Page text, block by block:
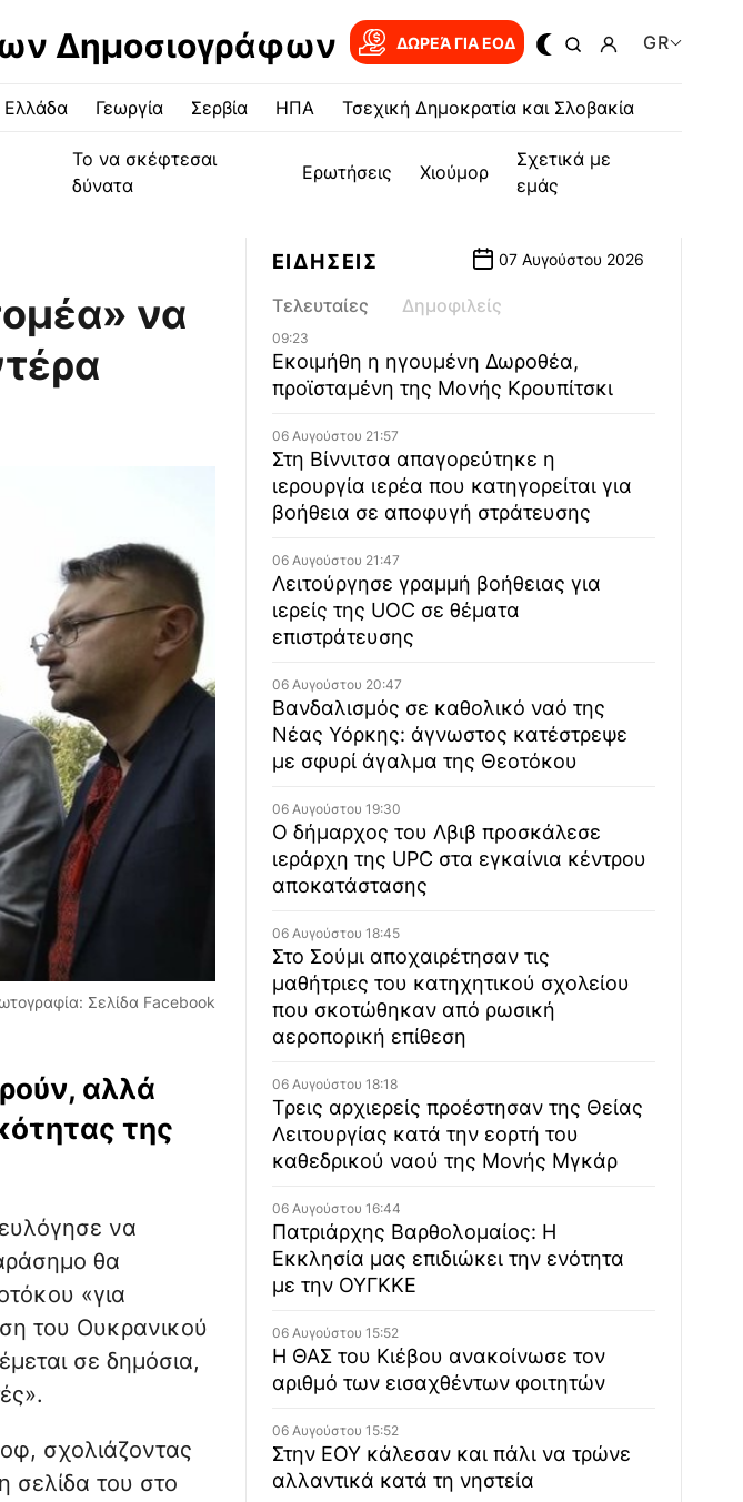
Δημοσιογράφων ΔΩΡΕΆ ΓΙΑ EOΔ GR
Ελλάδα Γεωργία Σερβία ΗΠΑ Τσεχική Δημοκρατία και Σλοβακία
Το να σκέφτεσαι
δύνατα
Ερωτήσεις Χιούμορ
Σχετικά με
εμάς
να
Σελίδα Facebook
αλλά
της
να
θα
«για
του Ουκρανικού
σε δημόσια,
σχολιάζοντας
σελίδα του στο
ΕΙΔΗΣΕΙΣ 07 Αυγούστου 2026
Τελευταίες Δημοφιλείς
09:23
Εκοιμήθη η ηγουμένη Δωροθέα,
προϊσταμένη της Μονής Κρουπίτσκι
06 Αυγούστου 21:57
Στη Βίννιτσα απαγορεύτηκε η
ιερουργία ιερέα που κατηγορείται για
βοήθεια σε αποφυγή στράτευσης
06 Αυγούστου 21:47
Λειτούργησε γραμμή βοήθειας για
ιερείς της UOC σε θέματα
επιστράτευσης
06 Αυγούστου 20:47
Βανδαλισμός σε καθολικό ναό της
Νέας Υόρκης: άγνωστος κατέστρεψε
με σφυρί άγαλμα της Θεοτόκου
06 Αυγούστου 19:30
Ο δήμαρχος του Λβιβ προσκάλεσε
ιεράρχη της UPC στα εγκαίνια κέντρου
αποκατάστασης
06 Αυγούστου 18:45
Στο Σούμι αποχαιρέτησαν τις
μαθήτριες του κατηχητικού σχολείου
που σκοτώθηκαν από ρωσική
αεροπορική επίθεση
06 Αυγούστου 18:18
Τρεις αρχιερείς προέστησαν της Θείας
Λειτουργίας κατά την εορτή του
καθεδρικού ναού της Μονής Μγκάρ
06 Αυγούστου 16:44
Πατριάρχης Βαρθολομαίος: Η
Εκκλησία μας επιδιώκει την ενότητα
με την ΟΥΓΚΚΕ
06 Αυγούστου 15:52
Η ΘΑΣ του Κιέβου ανακοίνωσε τον
αριθμό των εισαχθέντων φοιτητών
06 Αυγούστου 15:52
Στην ΕΟΥ κάλεσαν και πάλι να τρώνε
αλλαντικά κατά τη νηστεία